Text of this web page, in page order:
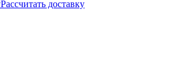
Рассчитать доставку